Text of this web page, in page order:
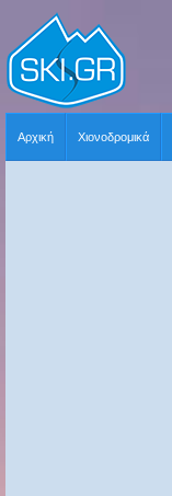
Αρχική Χιονοδρομικά